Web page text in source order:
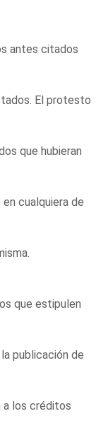
antes citados
El protesto
que hubieran
cualquiera de
que estipulen
publicación de
a los créditos